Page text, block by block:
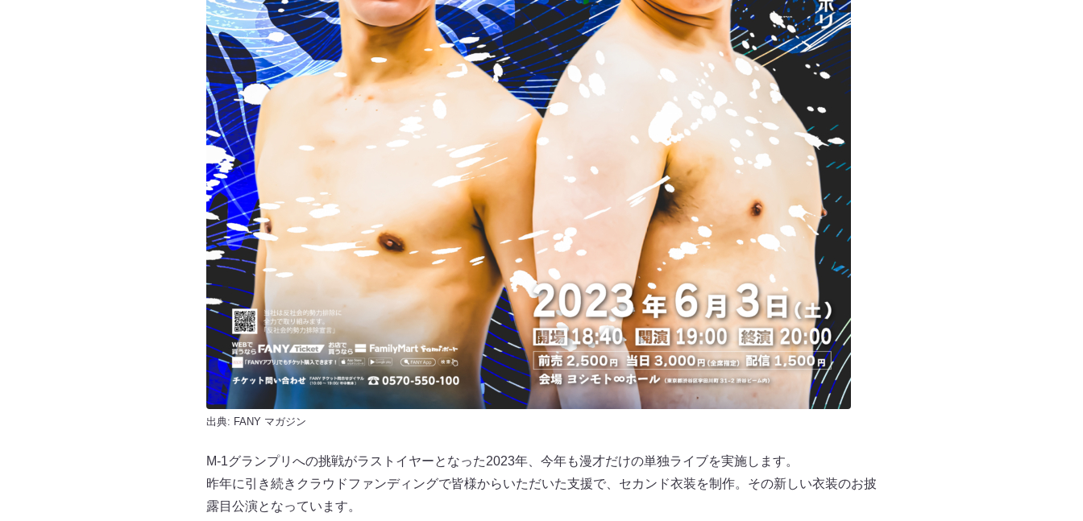
出典: FANY マガジン
M-1グランプリへの挑戦がラストイヤーとなった2023年、今年も漫才だけの単独ライブを実施します。
昨年に引き続きクラウドファンディングで皆様からいただいた支援で、セカンド衣装を制作。その新しい衣装のお披
露目公演となっています。